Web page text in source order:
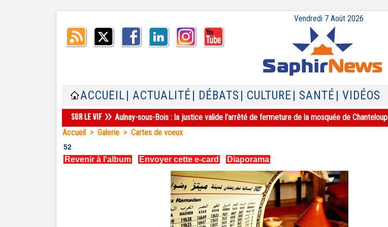
Vendredi 7 Août 2026
ACCUEIL | ACTUALITÉ | DÉBATS | CULTURE | SANTÉ | VIDÉOS
Aulnay-sous-Bois : la justice valide l'arrêté de fermeture de la mosquée de Chanteloup
Accueil > Galerie > Cartes de voeux
52
Revenir à l'album Envoyer cette e-card Diaporama